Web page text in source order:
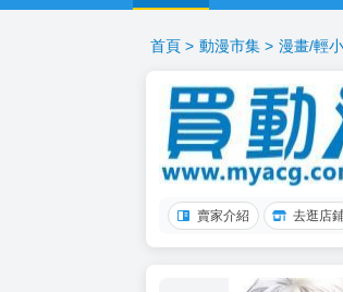
首頁 > 動漫市集 > 漫畫/輕
賣家介紹 去逛店